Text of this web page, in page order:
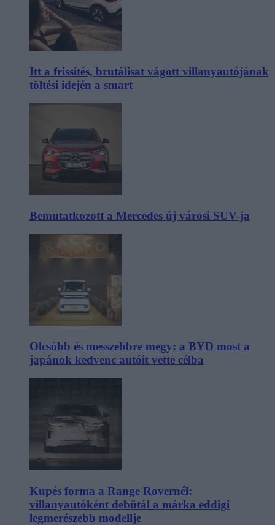
Itt a frissítés, brutálisat vágott villanyautójának
töltési idején a smart
Bemutatkozott a Mercedes új városi SUV-ja
Olcsóbb és messzebbre megy: a BYD most a
japánok kedvenc autóit vette célba
Kupés forma a Range Rovernél:
villanyautóként debütál a márka eddigi
legmerészebb modellje